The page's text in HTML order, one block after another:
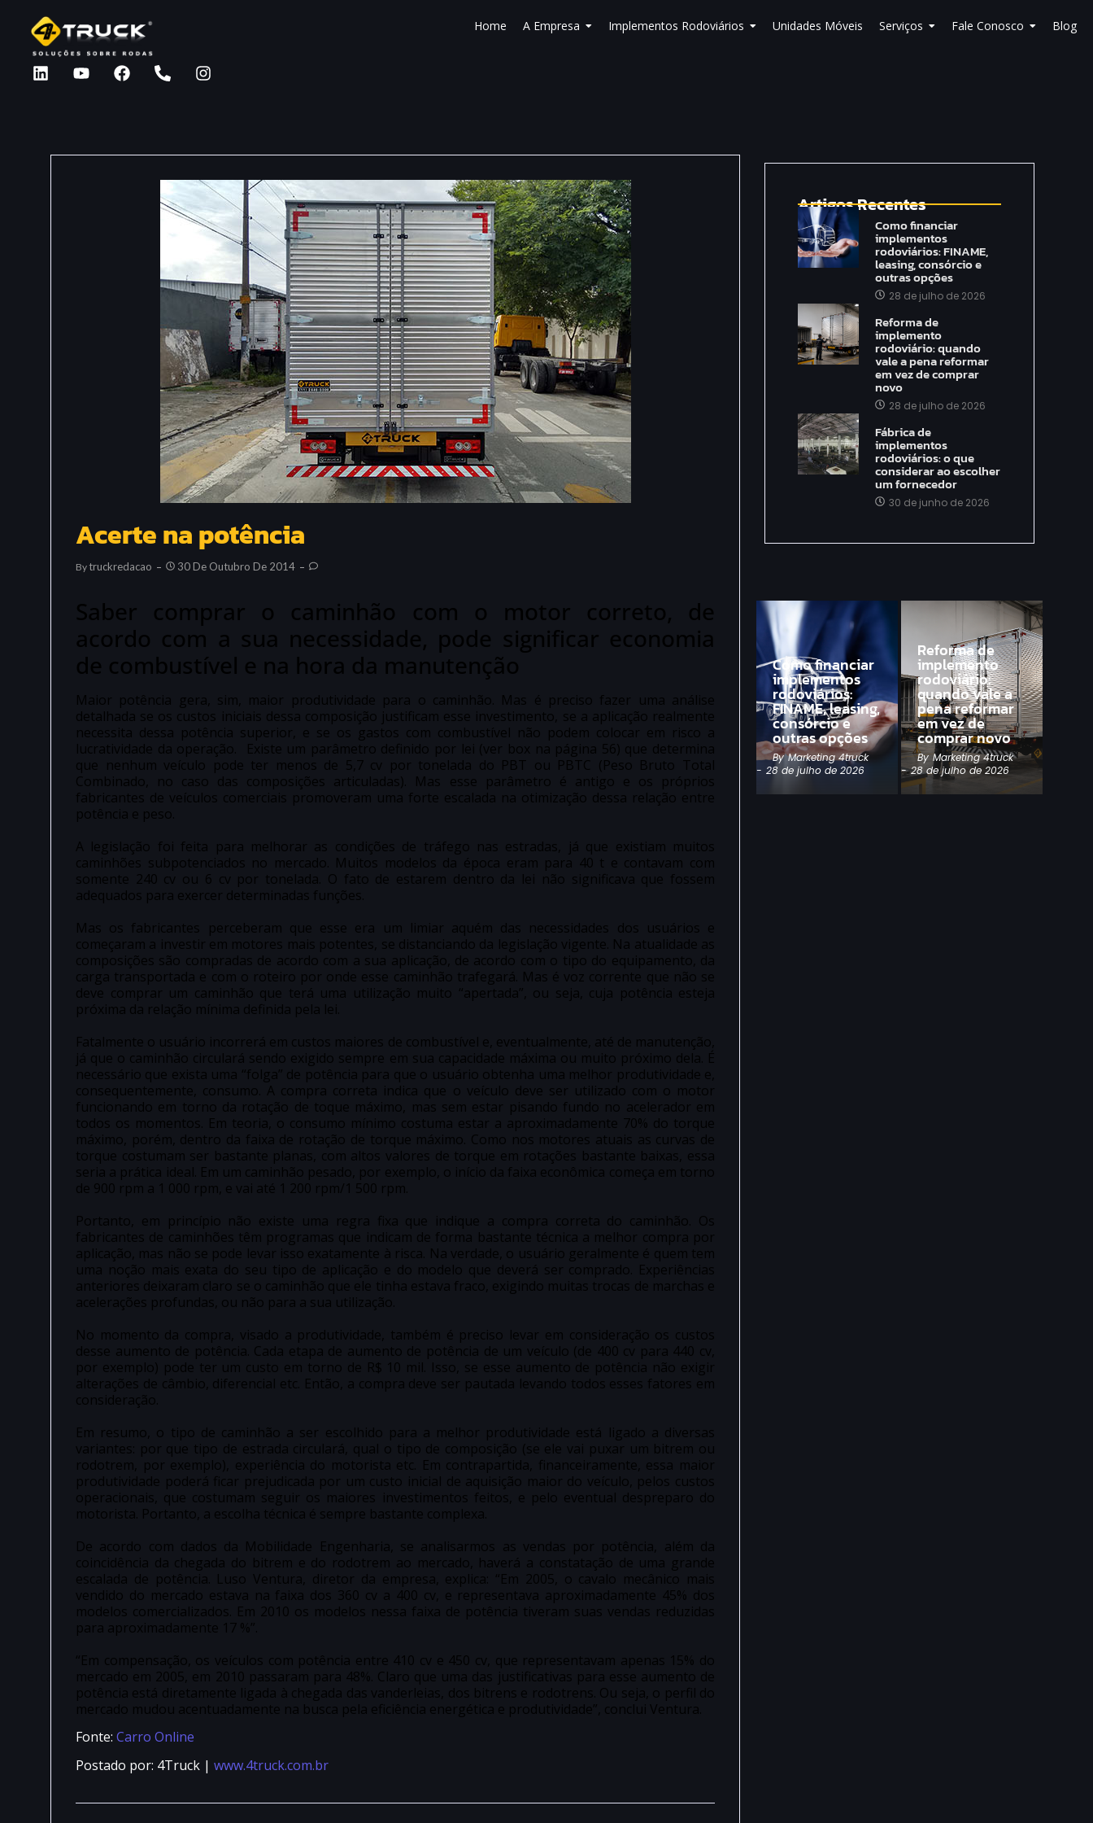
Home A Empresa Implementos Rodoviários Unidades Móveis Serviços Fale Conosco Blog
Acerte na potência
ByTruckredacao 30 De Outubro De 2014
Saber comprar o caminhão com o motor correto, de
acordo com a sua necessidade, pode significar economia
de combustível e na hora da manutenção
Maior potência gera, sim, maior produtividade para o caminhão. Mas é preciso fazer uma análise
detalhada se os custos iniciais dessa composição justificam esse investimento, se a aplicação realmente
necessita dessa potência superior, e se os gastos com combustível não podem colocar em risco a
lucratividade da operação. Existe um parâmetro definido por lei (ver box na página 56) que determina
que nenhum veículo pode ter menos de 5,7 cv por tonelada do PBT ou PBTC (Peso Bruto Total
Combinado, no caso das composições articuladas). Mas esse parâmetro é antigo e os próprios
fabricantes de veículos comerciais promoveram uma forte escalada na otimização dessa relação entre
potência e peso.
A legislação foi feita para melhorar as condições de tráfego nas estradas, já que existiam muitos
caminhões subpotenciados no mercado. Muitos modelos da época eram para 40 t e contavam com
somente 240 cv ou 6 cv por tonelada. O fato de estarem dentro da lei não significava que fossem
adequados para exercer determinadas funções.
Mas os fabricantes perceberam que esse era um limiar aquém das necessidades dos usuários e
começaram a investir em motores mais potentes, se distanciando da legislação vigente. Na atualidade as
composições são compradas de acordo com a sua aplicação, de acordo com o tipo do equipamento, da
carga transportada e com o roteiro por onde esse caminhão trafegará. Mas é voz corrente que não se
deve comprar um caminhão que terá uma utilização muito “apertada”, ou seja, cuja potência esteja
próxima da relação mínima definida pela lei.
Fatalmente o usuário incorrerá em custos maiores de combustível e, eventualmente, até de manutenção,
já que o caminhão circulará sendo exigido sempre em sua capacidade máxima ou muito próximo dela. É
necessário que exista uma “folga” de potência para que o usuário obtenha uma melhor produtividade e,
consequentemente, consumo. A compra correta indica que o veículo deve ser utilizado com o motor
funcionando em torno da rotação de toque máximo, mas sem estar pisando fundo no acelerador em
todos os momentos. Em teoria, o consumo mínimo costuma estar a aproximadamente 70% do torque
máximo, porém, dentro da faixa de rotação de torque máximo. Como nos motores atuais as curvas de
torque costumam ser bastante planas, com altos valores de torque em rotações bastante baixas, essa
seria a prática ideal. Em um caminhão pesado, por exemplo, o início da faixa econômica começa em torno
de 900 rpm a 1 000 rpm, e vai até 1 200 rpm/1 500 rpm.
Portanto, em princípio não existe uma regra fixa que indique a compra correta do caminhão. Os
fabricantes de caminhões têm programas que indicam de forma bastante técnica a melhor compra por
aplicação, mas não se pode levar isso exatamente à risca. Na verdade, o usuário geralmente é quem tem
uma noção mais exata do seu tipo de aplicação e do modelo que deverá ser comprado. Experiências
anteriores deixaram claro se o caminhão que ele tinha estava fraco, exigindo muitas trocas de marchas e
acelerações profundas, ou não para a sua utilização.
No momento da compra, visado a produtividade, também é preciso levar em consideração os custos
desse aumento de potência. Cada etapa de aumento de potência de um veículo (de 400 cv para 440 cv,
por exemplo) pode ter um custo em torno de R$ 10 mil. Isso, se esse aumento de potência não exigir
alterações de câmbio, diferencial etc. Então, a compra deve ser pautada levando todos esses fatores em
consideração.
Em resumo, o tipo de caminhão a ser escolhido para a melhor produtividade está ligado a diversas
variantes: por que tipo de estrada circulará, qual o tipo de composição (se ele vai puxar um bitrem ou
rodotrem, por exemplo), experiência do motorista etc. Em contrapartida, financeiramente, essa maior
produtividade poderá ficar prejudicada por um custo inicial de aquisição maior do veículo, pelos custos
operacionais, que costumam seguir os maiores investimentos feitos, e pelo eventual despreparo do
motorista. Portanto, a escolha técnica é sempre bastante complexa.
De acordo com dados da Mobilidade Engenharia, se analisarmos as vendas por potência, além da
coincidência da chegada do bitrem e do rodotrem ao mercado, haverá a constatação de uma grande
escalada de potência. Luso Ventura, diretor da empresa, explica: “Em 2005, o cavalo mecânico mais
vendido do mercado estava na faixa dos 360 cv a 400 cv, e representava aproximadamente 45% dos
modelos comercializados. Em 2010 os modelos nessa faixa de potência tiveram suas vendas reduzidas
para aproximadamente 17 %”.
“Em compensação, os veículos com potência entre 410 cv e 450 cv, que representavam apenas 15% do
mercado em 2005, em 2010 passaram para 48%. Claro que uma das justificativas para esse aumento de
potência está diretamente ligada à chegada das vanderleias, dos bitrens e rodotrens. Ou seja, o perfil do
mercado mudou acentuadamente na busca pela eficiência energética e produtividade”, conclui Ventura.
Fonte: Carro Online
Postado por: 4Truck | www.4truck.com.br
Artigos Recentes
Como financiar
implementos
rodoviários: FINAME,
leasing, consórcio e
outras opções
28 de julho de 2026
Reforma de
implemento
rodoviário: quando
vale a pena reformar
em vez de comprar
novo
28 de julho de 2026
Fábrica de
implementos
rodoviários: o que
considerar ao escolher
um fornecedor
30 de junho de 2026
Como financiar
implementos
rodoviários:
FINAME, leasing,
consórcio e
outras opções
By Marketing 4truck
- 28 de julho de 2026
Reforma de
implemento
rodoviário:
quando vale a
pena reformar
em vez de
comprar novo
By Marketing 4truck
- 28 de julho de 2026